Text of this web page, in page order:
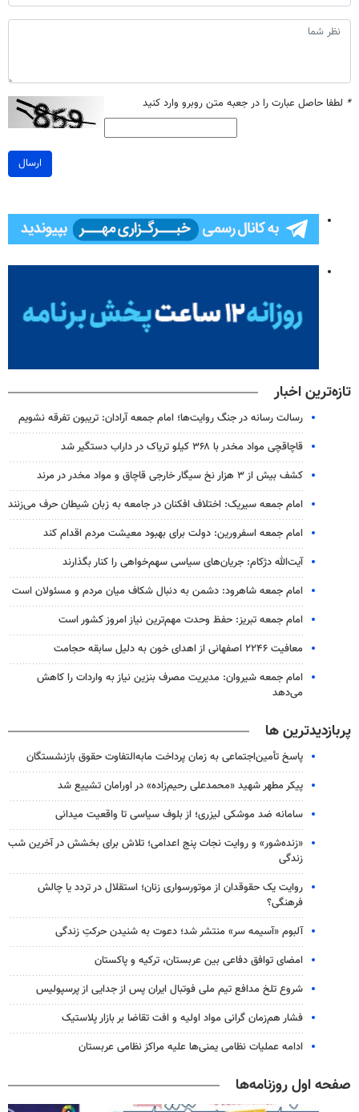
* لطفا حاصل عبارت را در جعبه متن روبرو وارد کنید
ارسال
تازه‌ترین اخبار
رسالت رسانه در جنگ روایت‌ها؛ امام جمعه آرادان: تریبون تفرقه نشویم
قاچاقچی مواد مخدر با ۳۶۸ کیلو تریاک در داراب دستگیر شد
کشف بیش از ۳ هزار نخ سیگار خارجی قاچاق و مواد مخدر در مرند
امام جمعه سیریک: اختلاف افکنان در جامعه به زبان شیطان حرف می‌زنند
امام جمعه اسفرورین: دولت برای بهبود معیشت مردم اقدام کند
آیت‌الله دژکام: جریان‌های سیاسی سهم‌خواهی را کنار بگذارند
امام جمعه شاهرود: دشمن به دنبال شکاف میان مردم و مسئولان است
امام جمعه تبریز: حفظ وحدت مهم‌ترین نیاز امروز کشور است
معافیت ۲۲۴۶ اصفهانی از اهدای خون به دلیل سابقه حجامت
امام جمعه شیروان: مدیریت مصرف بنزین نیاز به واردات را کاهش
می‌دهد
پربازدیدترین ها
پاسخ تأمین‌اجتماعی به زمان پرداخت مابه‌التفاوت حقوق بازنشستگان
پیکر مطهر شهید «محمدعلی رحیم‌زاده» در اورامان تشییع شد
سامانه ضد موشکی لیزری؛ از بلوف سیاسی تا واقعیت میدانی
«زنده‌شور» و روایت نجات پنج اعدامی؛ تلاش برای بخشش در آخرین شب
زندگی
روایت یک حقوقدان از موتورسواری زنان؛ استقلال در تردد یا چالش
فرهنگی؟
آلبوم «آسیمه سر» منتشر شد؛ دعوت به شنیدن حرکتِ زندگی
امضای توافق دفاعی بین عربستان، ترکیه و پاکستان
شروع تلخ مدافع تیم ملی فوتبال ایران پس از جدایی از پرسپولیس
فشار هم‌زمان گرانی مواد اولیه و افت تقاضا بر بازار پلاستیک
ادامه عملیات نظامی یمنی‌ها علیه مراکز نظامی عربستان
صفحه اول روزنامه‌ها